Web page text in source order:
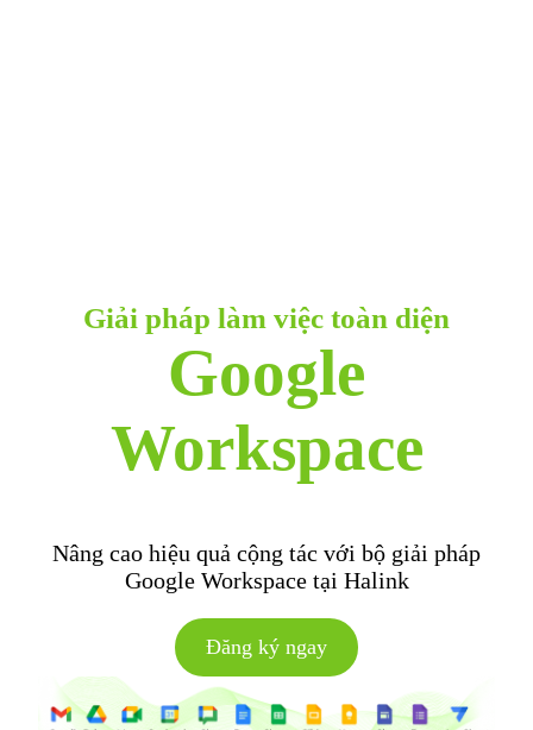
Giải pháp làm việc toàn diện
Google
Workspace
Nâng cao hiệu quả cộng tác với bộ giải pháp
Google Workspace tại Halink
Đăng ký ngay